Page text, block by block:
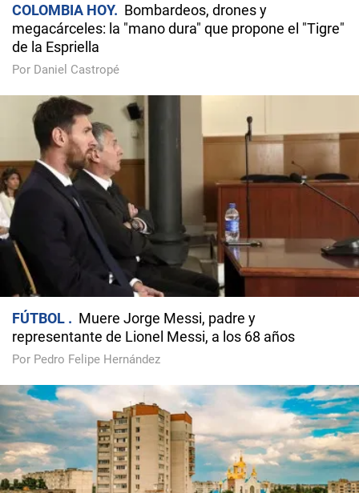
COLOMBIA HOY
Bombardeos, drones y
megacárceles: la "mano dura" que propone el "Tigre"
de la Espriella
Por Daniel Castropé
FÚTBOL
Muere Jorge Messi, padre y
representante de Lionel Messi, a los 68 años
Por Pedro Felipe Hernández